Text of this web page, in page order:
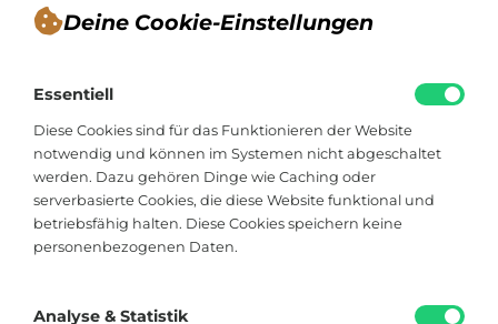
Deine Cookie-Einstellungen
Essentiell
Diese Cookies sind für das Funktionieren der Website
notwendig und können im Systemen nicht abgeschaltet
werden. Dazu gehören Dinge wie Caching oder
serverbasierte Cookies, die diese Website funktional und
betriebsfähig halten. Diese Cookies speichern keine
personenbezogenen Daten.
Analyse & Statistik
Blogger, Berater für nachhaltiges
Kommunikationsdesign, Catering
Viktoriastraße 48
33602 Bielefeld
hallo@soistfein.de